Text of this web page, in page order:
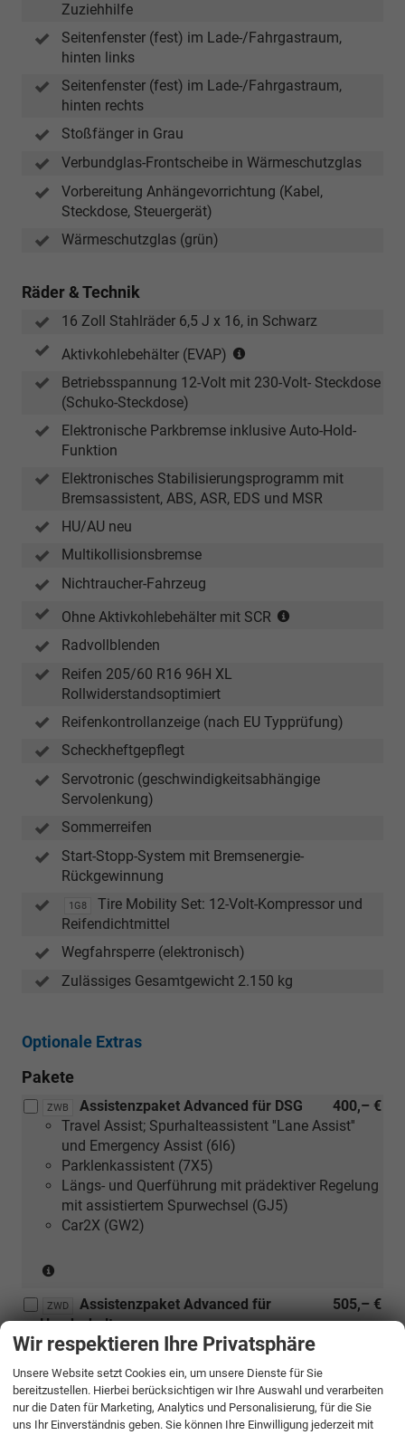
Zuziehhilfe
Seitenfenster (fest) im Lade-/Fahrgastraum,
hinten links
Seitenfenster (fest) im Lade-/Fahrgastraum,
hinten rechts
Stoßfänger in Grau
Verbundglas-Frontscheibe in Wärmeschutzglas
Vorbereitung Anhängevorrichtung (Kabel,
Steckdose, Steuergerät)
Wärmeschutzglas (grün)
Räder & Technik
16 Zoll Stahlräder 6,5 J x 16, in Schwarz
Aktivkohlebehälter (EVAP)
Verbindung
TSI)
Betriebsspannung 12-Volt mit 230-Volt- Steckdose
(Schuko-Steckdose)
Elektronische Parkbremse inklusive Auto-Hold-
Funktion
Elektronisches Stabilisierungsprogramm mit
Bremsassistent, ABS, ASR, EDS und MSR
HU/AU neu
Multikollisionsbremse
Nichtraucher-Fahrzeug
Ohne Aktivkohlebehälter mit SCR
Radvollblenden
Reifen 205/60 R16 96H XL
Rollwiderstandsoptimiert
Reifenkontrollanzeige (nach EU Typprüfung)
Scheckheftgepflegt
Servotronic (geschwindigkeitsabhängige
Servolenkung)
Sommerreifen
Start-Stopp-System mit Bremsenergie-
Rückgewinnung
1G8
Tire Mobility Set: 12-Volt-Kompressor und
Reifendichtmittel
Wegfahrsperre (elektronisch)
Zulässiges Gesamtgewicht 2.150 kg
Optionale Extras
Pakete
ZWB 400,– €
Assistenzpaket Advanced für DSG
Travel Assist; Spurhalteassistent ''Lane Assist''
und Emergency Assist (6I6)
Parklenkassistent (7X5)
Längs- und Querführung mit prädektiver Regelung
mit assistiertem Spurwechsel (GJ5)
Car2X (GW2)
Verbindung
DSG)
ZWD 505,– €
Assistenzpaket Advanced für
Handschalter
Parklenkassistent (7X5)
Längs- und Querführung mit prädektiver Regelung
mit assistiertem Spurwechsel (GJ5)
Car2X (GW2)
Wir respektieren Ihre Privatsphäre
Unsere Website setzt Cookies ein, um unsere Dienste für Sie
bereitzustellen. Hierbei berücksichtigen wir Ihre Auswahl und verarbeiten
nur die Daten für Marketing, Analytics und Personalisierung, für die Sie
uns Ihr Einverständnis geben. Sie können Ihre Einwilligung jederzeit mit